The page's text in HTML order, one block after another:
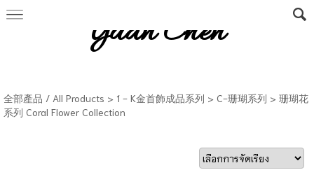
Yuan Chen
全部產品 / All Products > 1 - K金首飾成品系列 > C-珊瑚系列 > 珊瑚花
系列 Coral Flower Collection